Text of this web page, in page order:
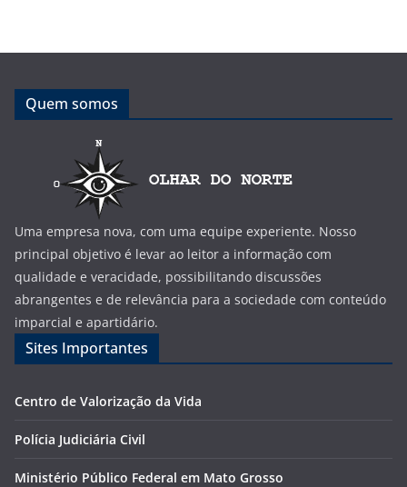
Quem somos
Uma empresa nova, com uma equipe experiente. Nosso
principal objetivo é levar ao leitor a informação com
qualidade e veracidade, possibilitando discussões
abrangentes e de relevância para a sociedade com conteúdo
imparcial e apartidário.
Sites Importantes
Centro de Valorização da Vida
Polícia Judiciária Civil
Ministério Público Federal em Mato Grosso